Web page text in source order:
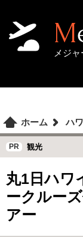
メジ
ホーム ハ
観光
丸1日ハワ
ークルー
アー